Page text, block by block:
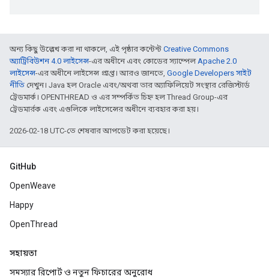
অন্য কিছু উল্লেখ করা না থাকলে, এই পৃষ্ঠার কন্টেন্ট Creative Commons
অ্যাট্রিবিউশন 4.0 লাইসেন্স-এর অধীনে এবং কোডের স্যাম্পেলApache 2.0
লাইসেন্স-এর অধীনে লাইসেন্স প্রাপ্ত। আরও জানতে, Google Developers সাইট
নীতি দেখুন। Java হল Oracle এবং/অথবা তার অ্যাফিলিয়েট সংস্থার রেজিস্টার্ড
ট্রেডমার্ক। OPENTHREAD ও এর সম্পর্কিত চিহ্ন হল Thread Group-এর
ট্রেডমার্রক এবং এগুলিকে লাইসেন্সের অধীনে ব্যবহার করা হয়।
2026-02-18 UTC-তে শেষবার আপডেট করা হয়েছে।
GitHub
OpenWeave
Happy
OpenThread
সহায়তা
সমস্যার রিপোর্ট ও নতুন ফিচারের অনুরোধ